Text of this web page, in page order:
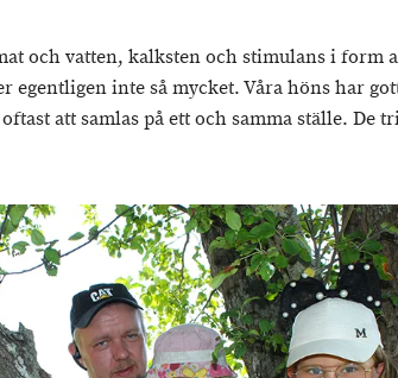
och vatten, kalksten och stimulans i form
egentligen inte så mycket. Våra höns har
att samlas på ett och samma ställe. De